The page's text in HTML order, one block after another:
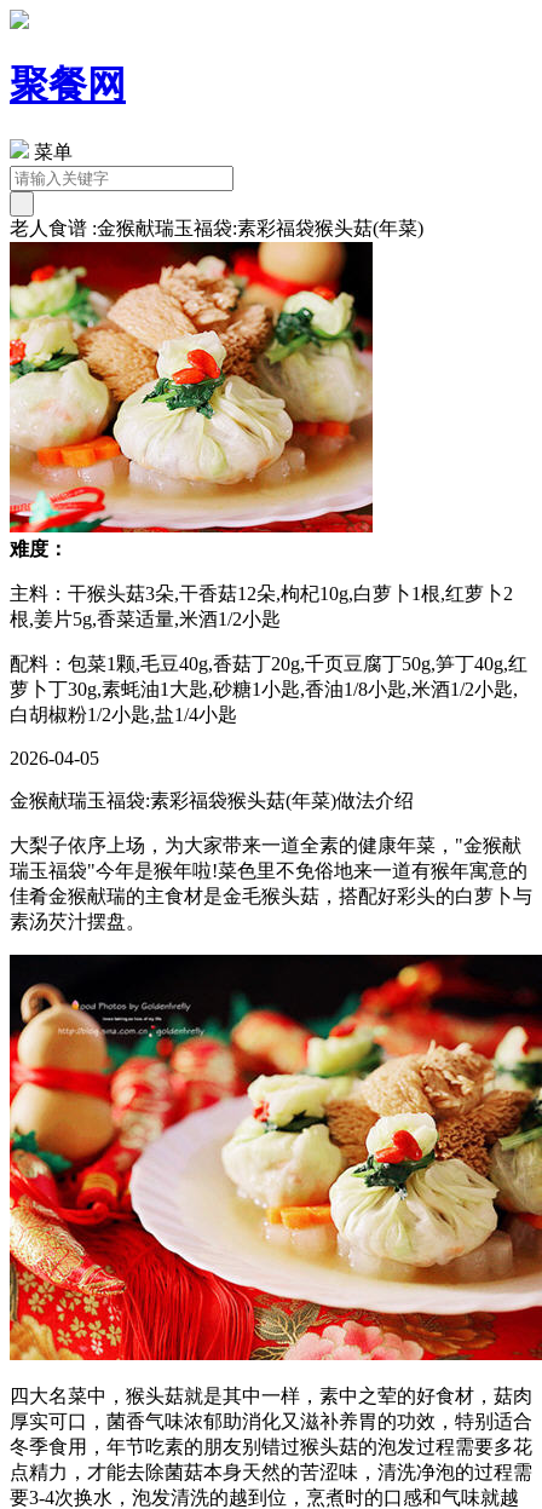
聚餐网
菜单
老人食谱 :金猴献瑞玉福袋:素彩福袋猴头菇(年菜)
难度：
主料：干猴头菇3朵,干香菇12朵,枸杞10g,白萝卜1根,红萝卜2
根,姜片5g,香菜适量,米酒1/2小匙
配料：包菜1颗,毛豆40g,香菇丁20g,千页豆腐丁50g,笋丁40g,红
萝卜丁30g,素蚝油1大匙,砂糖1小匙,香油1/8小匙,米酒1/2小匙,
白胡椒粉1/2小匙,盐1/4小匙
2026-04-05
金猴献瑞玉福袋:素彩福袋猴头菇(年菜)做法介绍
大梨子依序上场，为大家带来一道全素的健康年菜，"金猴献
瑞玉福袋"今年是猴年啦!菜色里不免俗地来一道有猴年寓意的
佳肴金猴献瑞的主食材是金毛猴头菇，搭配好彩头的白萝卜与
素汤芡汁摆盘。
四大名菜中，猴头菇就是其中一样，素中之荤的好食材，菇肉
厚实可口，菌香气味浓郁助消化又滋补养胃的功效，特别适合
冬季食用，年节吃素的朋友别错过猴头菇的泡发过程需要多花
点精力，才能去除菌菇本身天然的苦涩味，清洗净泡的过程需
要3-4次换水，泡发清洗的越到位，烹煮时的口感和气味就越